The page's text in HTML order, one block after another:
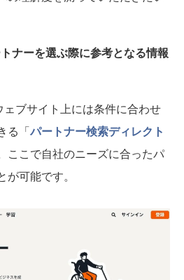
ーを選ぶ際に参考となる情報
ブサイト上には条件に合わせ
る「パートナー検索ディレクト
ここで自社のニーズに合ったパ
可能です。